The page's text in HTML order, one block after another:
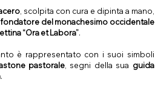
, scolpita con cura e dipinta a mano,
fondatore del monachesimo occidentale
“Ora et Labora”.
è rappresentato con i suoi simboli
pastorale, segni della sua guida
.